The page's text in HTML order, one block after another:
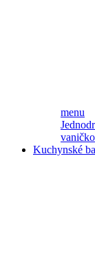
menu
Kuchynské